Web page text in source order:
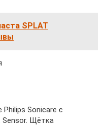
SPLAT
Sonicare с
Sensor. Щётка